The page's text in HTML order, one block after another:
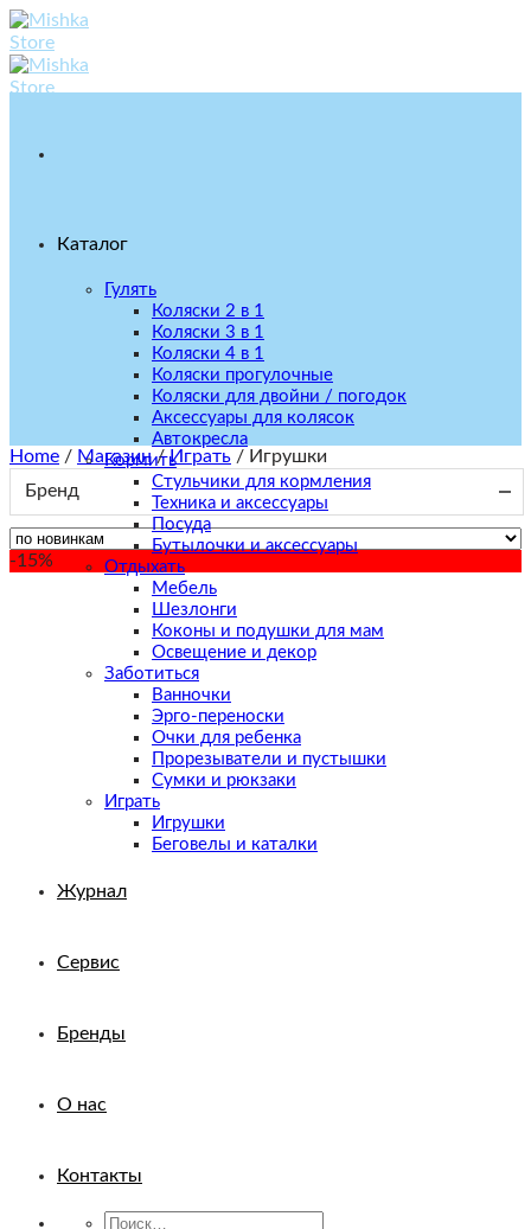
Skip
to
content
Каталог
Гулять
Коляски 2 в 1
Коляски 3 в 1
Коляски 4 в 1
Коляски прогулочные
Коляски для двойни / погодок
Аксессуары для колясок
Автокресла
Кормить
Стульчики для кормления
Техника и аксессуары
Посуда
Бутылочки и аксессуары
Отдыхать
Мебель
Шезлонги
Коконы и подушки для мам
Освещение и декор
Заботиться
Ванночки
Эрго-переноски
Очки для ребенка
Прорезыватели и пустышки
Сумки и рюкзаки
Играть
Игрушки
Беговелы и каталки
Журнал
Сервис
Бренды
О нас
Контакты
Искать:
Home / Магазин / Играть / Игрушки
Бренд
-15%